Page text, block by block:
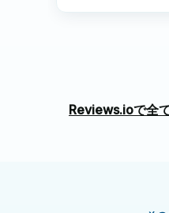
Reviews.ioで全